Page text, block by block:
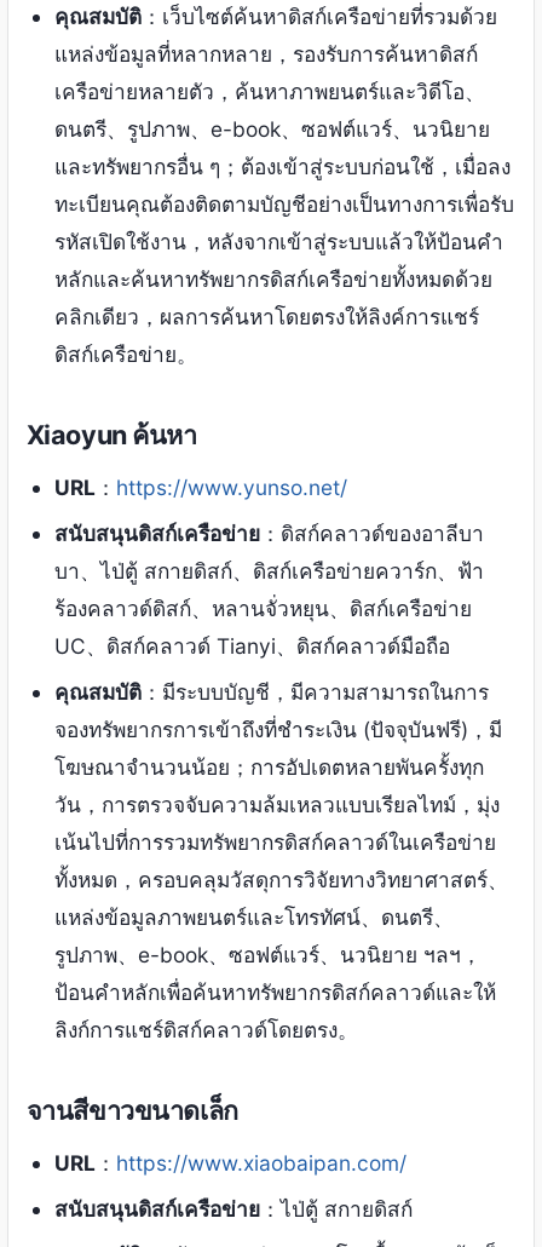
คุณสมบัติ ：เว็บไซต์ค้นหาดิสก์เครือข่ายที่รวมด้วย
แหล่งข้อมูลที่หลากหลาย，รองรับการค้นหาดิสก์
เครือข่ายหลายตัว，ค้นหาภาพยนตร์และวิดีโอ、
ดนตรี、รูปภาพ、e-book、ซอฟต์แวร์、นวนิยาย
และทรัพยากรอื่น ๆ；ต้องเข้าสู่ระบบก่อนใช้，เมื่อลง
ทะเบียนคุณต้องติดตามบัญชีอย่างเป็นทางการเพื่อรับ
รหัสเปิดใช้งาน，หลังจากเข้าสู่ระบบแล้วให้ป้อนคำ
หลักและค้นหาทรัพยากรดิสก์เครือข่ายทั้งหมดด้วย
คลิกเดียว，ผลการค้นหาโดยตรงให้ลิงค์การแชร์
ดิสก์เครือข่าย。
Xiaoyun ค้นหา
URL ： https://www.yunso.net/
สนับสนุนดิสก์เครือข่าย ：ดิสก์คลาวด์ของอาลีบา
บา、ไป่ตู้ สกายดิสก์、ดิสก์เครือข่ายควาร์ก、ฟ้า
ร้องคลาวด์ดิสก์、หลานจั่วหยุน、ดิสก์เครือข่าย
UC、ดิสก์คลาวด์ Tianyi、ดิสก์คลาวด์มือถือ
คุณสมบัติ ：มีระบบบัญชี，มีความสามารถในการ
จองทรัพยากรการเข้าถึงที่ชำระเงิน (ปัจจุบันฟรี)，มี
โฆษณาจำนวนน้อย；การอัปเดตหลายพันครั้งทุก
วัน，การตรวจจับความล้มเหลวแบบเรียลไทม์，มุ่ง
เน้นไปที่การรวมทรัพยากรดิสก์คลาวด์ในเครือข่าย
ทั้งหมด，ครอบคลุมวัสดุการวิจัยทางวิทยาศาสตร์、
แหล่งข้อมูลภาพยนตร์และโทรทัศน์、ดนตรี、
รูปภาพ、e-book、ซอฟต์แวร์、นวนิยาย ฯลฯ，
ป้อนคำหลักเพื่อค้นหาทรัพยากรดิสก์คลาวด์และให้
ลิงก์การแชร์ดิสก์คลาวด์โดยตรง。
จานสีขาวขนาดเล็ก
URL ： https://www.xiaobaipan.com/
สนับสนุนดิสก์เครือข่าย ：ไป่ตู้ สกายดิสก์